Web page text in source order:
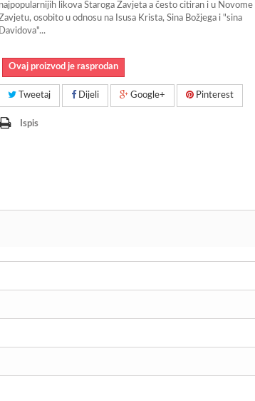
najpopularnijih likova Staroga Zavjeta a često citiran i u Novome
osobito u odnosu na Isusa Krista, Sina Božjega i "sina
Davidova"...
Ovaj proizvod je rasprodan
Tweetaj Dijeli Google+ Pinterest
Ispis